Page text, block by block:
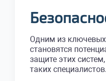
Одним из ключевых
становятся
защите этих
таких специалистов.